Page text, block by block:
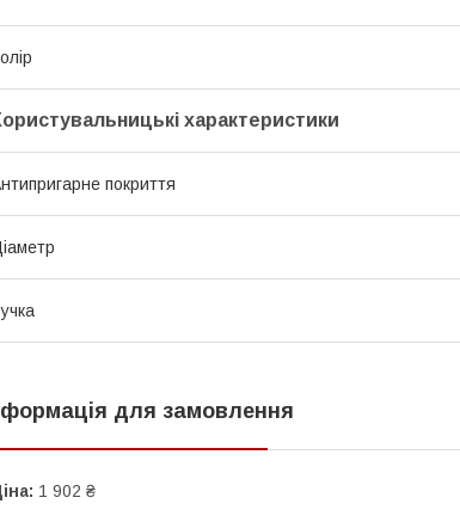
характеристики
покриття
для замовлення
1 902 ₴